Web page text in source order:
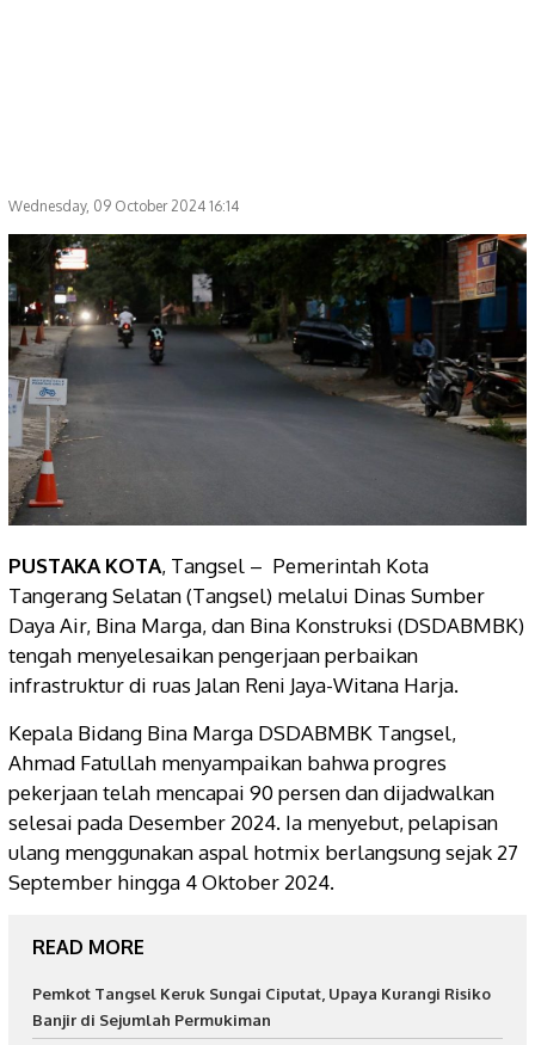
Wednesday, 09 October 2024 16:14
PUSTAKA KOTA, Tangsel – Pemerintah Kota
Tangerang Selatan (Tangsel) melalui Dinas Sumber
Daya Air, Bina Marga, dan Bina Konstruksi (DSDABMBK)
tengah menyelesaikan pengerjaan perbaikan
infrastruktur di ruas Jalan Reni Jaya-Witana Harja.
Kepala Bidang Bina Marga DSDABMBK Tangsel,
Ahmad Fatullah menyampaikan bahwa progres
pekerjaan telah mencapai 90 persen dan dijadwalkan
selesai pada Desember 2024. Ia menyebut, pelapisan
ulang menggunakan aspal hotmix berlangsung sejak 27
September hingga 4 Oktober 2024.
READ MORE
Pemkot Tangsel Keruk Sungai Ciputat, Upaya Kurangi Risiko
Banjir di Sejumlah Permukiman